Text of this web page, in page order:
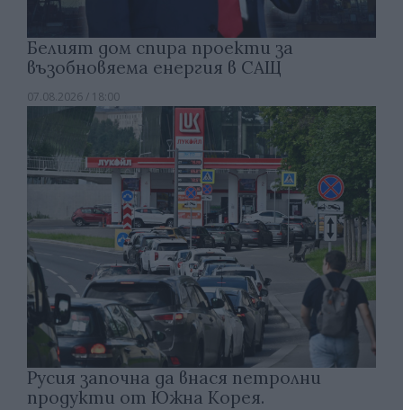
Белият дом спира проекти за
възобновяема енергия в САЩ
07.08.2026 / 18:00
Русия започна да внася петролни
продукти от Южна Корея.